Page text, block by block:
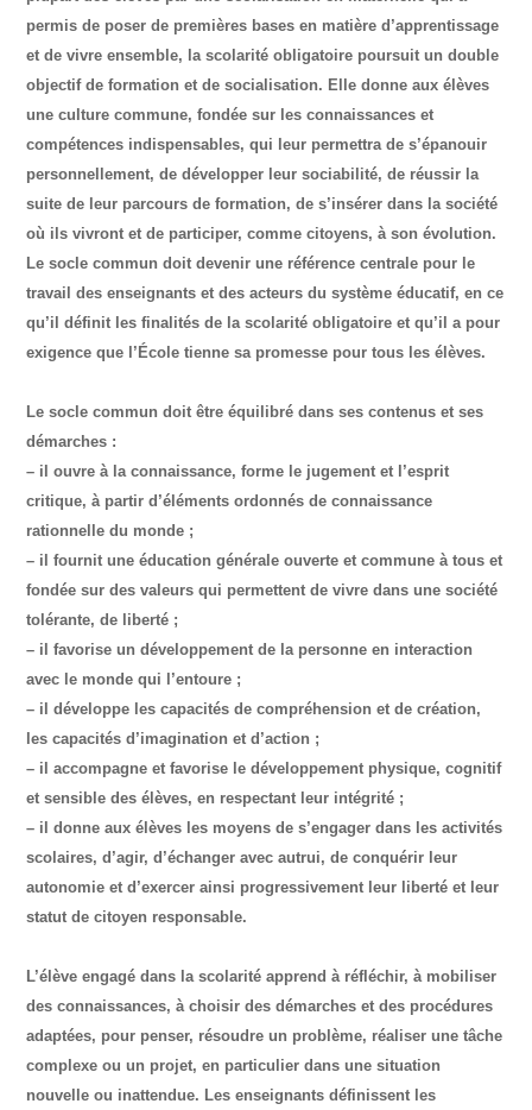
permis de poser de premières bases en matière d’apprentissage
et de vivre ensemble, la scolarité obligatoire poursuit un double
objectif de formation et de socialisation. Elle donne aux élèves
une culture commune, fondée sur les connaissances et
compétences indispensables, qui leur permettra de s’épanouir
personnellement, de développer leur sociabilité, de réussir la
suite de leur parcours de formation, de s’insérer dans la société
où ils vivront et de participer, comme citoyens, à son évolution.
Le socle commun doit devenir une référence centrale pour le
travail des enseignants et des acteurs du système éducatif, en ce
qu’il définit les finalités de la scolarité obligatoire et qu’il a pour
exigence que l’École tienne sa promesse pour tous les élèves.
Le socle commun doit être équilibré dans ses contenus et ses
démarches :
– il ouvre à la connaissance, forme le jugement et l’esprit
critique, à partir d’éléments ordonnés de connaissance
rationnelle du monde ;
– il fournit une éducation générale ouverte et commune à tous et
fondée sur des valeurs qui permettent de vivre dans une société
tolérante, de liberté ;
– il favorise un développement de la personne en interaction
avec le monde qui l’entoure ;
– il développe les capacités de compréhension et de création,
les capacités d’imagination et d’action ;
– il accompagne et favorise le développement physique, cognitif
et sensible des élèves, en respectant leur intégrité ;
– il donne aux élèves les moyens de s’engager dans les activités
scolaires, d’agir, d’échanger avec autrui, de conquérir leur
autonomie et d’exercer ainsi progressivement leur liberté et leur
statut de citoyen responsable.
L’élève engagé dans la scolarité apprend à réfléchir, à mobiliser
des connaissances, à choisir des démarches et des procédures
adaptées, pour penser, résoudre un problème, réaliser une tâche
complexe ou un projet, en particulier dans une situation
nouvelle ou inattendue. Les enseignants définissent les